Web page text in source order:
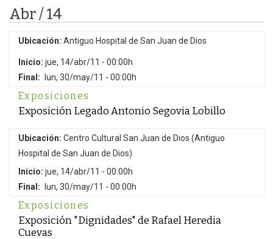
Abr / 14
Ubicación: Antiguo Hospital de San Juan de Dios
Inicio: jue, 14/abr/11 - 00:00h
Final:
lun, 30/may/11 - 00:00h
Exposiciones
Exposición Legado Antonio Segovia Lobillo
Ubicación: Centro Cultural San Juan de Dios (Antiguo
Hospital de San Juan de Dios)
Inicio: jue, 14/abr/11 - 00:00h
Final:
lun, 30/may/11 - 00:00h
Exposiciones
Exposición "Dignidades" de Rafael Heredia
Cuevas